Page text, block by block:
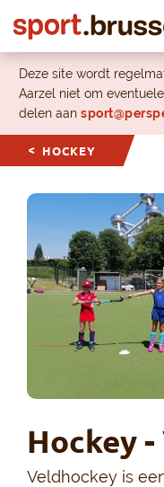
Deze site wordt
Aarzel niet om
delen aan
HOCKEY
Hockey
Veldhockey is